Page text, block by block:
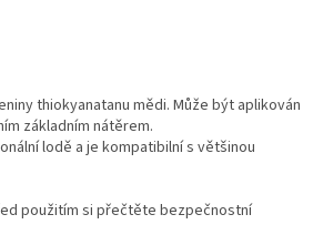
thiokyanatanu mědi. Může být aplikován
základním nátěrem.
lodě a je kompatibilní s většinou
použitím si přečtěte bezpečnostní